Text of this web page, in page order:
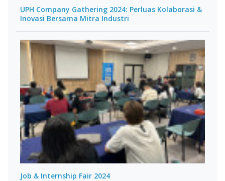
UPH Company Gathering 2024: Perluas Kolaborasi &
Inovasi Bersama Mitra Industri
Job & Internship Fair 2024